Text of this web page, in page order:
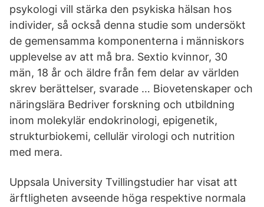
psykologi vill stärka den psykiska hälsan hos
individer, så också denna studie som undersökt
de gemensamma komponenterna i människors
upplevelse av att må bra. Sextio kvinnor, 30
män, 18 år och äldre från fem delar av världen
skrev berättelser, svarade … Biovetenskaper och
näringslära Bedriver forskning och utbildning
inom molekylär endokrinologi, epigenetik,
strukturbiokemi, cellulär virologi och nutrition
med mera.
Uppsala University Tvillingstudier har visat att
ärftligheten avseende höga respektive normala